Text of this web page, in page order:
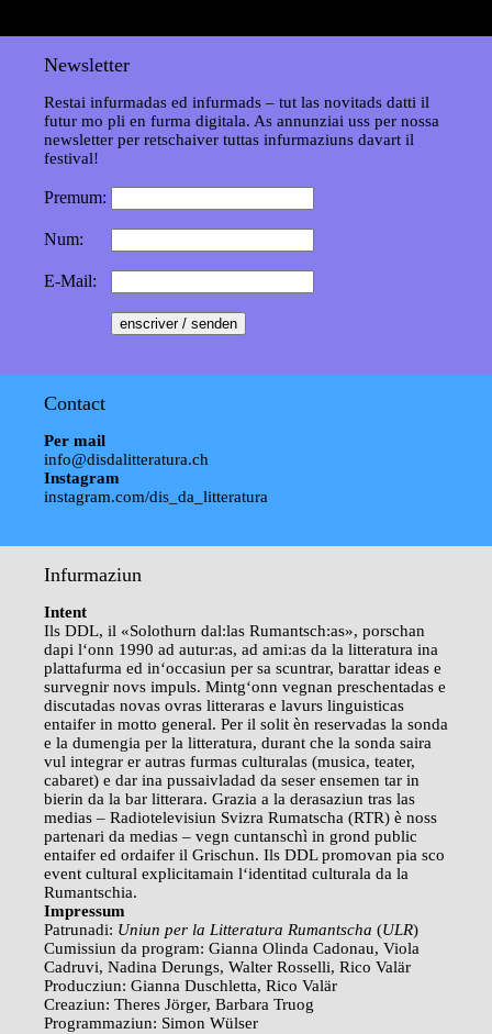
Newsletter
Restai infurmadas ed infurmads – tut las novitads datti il
futur mo pli en furma digitala. As annunziai uss per nossa
newsletter per retschaiver tuttas infurmaziuns davart il
festival!
Premum:
Num:
E-Mail:
Contact
Per mail
info@disdalitteratura.ch
Instagram
instagram.com/dis_da_litteratura
Infurmaziun
Intent
Ils DDL, il «Solothurn dal:las Rumantsch:as», porschan
dapi l‘onn 1990 ad autur:as, ad ami:as da la litteratura ina
plattafurma ed in‘occasiun per sa scuntrar, barattar ideas e
survegnir novs impuls. Mintg‘onn vegnan preschentadas e
discutadas novas ovras litteraras e lavurs linguisticas
entaifer in motto general. Per il solit èn reservadas la sonda
e la dumengia per la litteratura, durant che la sonda saira
vul integrar er autras furmas culturalas (musica, teater,
cabaret) e dar ina pussaivladad da seser ensemen tar in
bierin da la bar litterara. Grazia a la derasaziun tras las
medias – Radiotelevisiun Svizra Rumatscha (RTR) è noss
partenari da medias – vegn cuntanschì in grond public
entaifer ed ordaifer il Grischun. Ils DDL promovan pia sco
event cultural explicitamain l‘identitad culturala da la
Rumantschia.
Impressum
Patrunadi: Uniun per la Litteratura Rumantscha (ULR)
Cumissiun da program: Gianna Olinda Cadonau, Viola
Cadruvi, Nadina Derungs, Walter Rosselli, Rico Valär
Producziun: Gianna Duschletta, Rico Valär
Creaziun: Theres Jörger, Barbara Truog
Programmaziun: Simon Wülser